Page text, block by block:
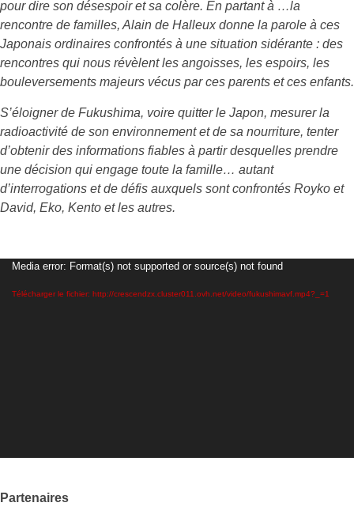
pour dire son désespoir et sa colère. En partant à …la
rencontre de familles, Alain de Halleux donne la parole à ces
Japonais ordinaires confrontés à une situation sidérante : des
rencontres qui nous révèlent les angoisses, les espoirs, les
bouleversements majeurs vécus par ces parents et ces enfants.
S’éloigner de Fukushima, voire quitter le Japon, mesurer la
radioactivité de son environnement et de sa nourriture, tenter
d’obtenir des informations fiables à partir desquelles prendre
une décision qui engage toute la famille… autant
d’interrogations et de défis auxquels sont confrontés Royko et
David, Eko, Kento et les autres.
Lecteur
Media error: Format(s) not supported or source(s) not found
Télécharger le fichier: http://crescendzx.cluster011.ovh.net/video/fukushimavf.mp4?_=1
Partenaires